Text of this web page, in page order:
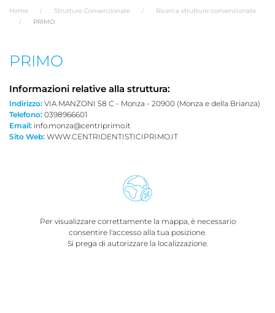
Home Strutture Convenzionate
Ricerca strutture convenzionate
PRIMO
PRIMO
Informazioni relative alla struttura:
Indirizzo: VIA MANZONI 58 C - Monza - 20900 (Monza e della Brianza)
Telefono: 0398966601
Email: info.monza@centriprimo.it
Sito Web: WWW.CENTRIDENTISTICIPRIMO.IT
Per visualizzare correttamente la mappa, è necessario
consentire l'accesso alla tua posizione.
Si prega di autorizzare la localizzazione.